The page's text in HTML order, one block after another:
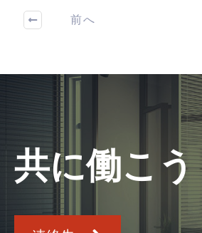
前へ
共に働こう